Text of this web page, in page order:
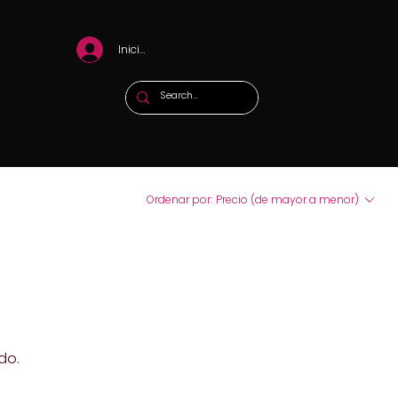
Iniciar sesión
Ordenar por: Precio (de mayor a menor)